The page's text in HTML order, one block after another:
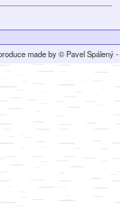
made by © Pavel Spálený -